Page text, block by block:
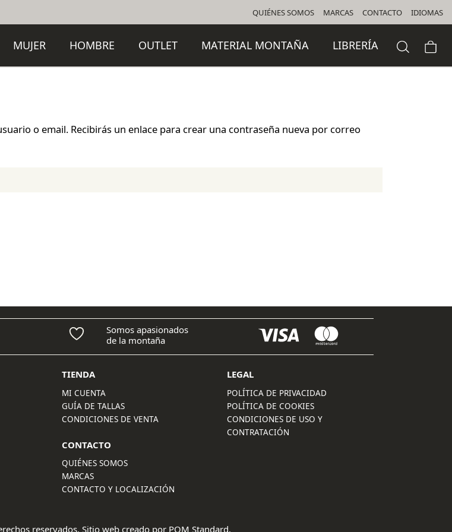
QUIÉNES SOMOS MARCAS CONTACTO IDIOMAS
MUJER HOMBRE OUTLET MATERIAL MONTAÑA LIBRERÍA
o email. Recibirás un enlace para crear una contraseña nueva por correo
Somos apasionados
de la montaña
TIENDA
MI CUENTA
GUÍA DE TALLAS
CONDICIONES DE VENTA
CONTACTO
QUIÉNES SOMOS
MARCAS
CONTACTO Y LOCALIZACIÓN
LEGAL
POLÍTICA DE PRIVACIDAD
POLÍTICA DE COOKIES
CONDICIONES DE USO Y
CONTRATACIÓN
reservados. Sitio web creado por POM Standard.